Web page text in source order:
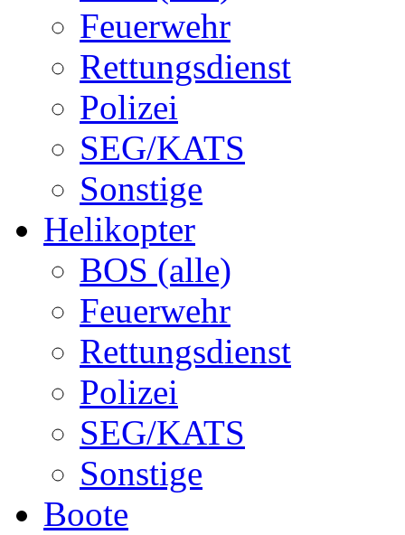
Feuerwehr
Rettungsdienst
Polizei
SEG/KATS
Sonstige
Helikopter
BOS (alle)
Feuerwehr
Rettungsdienst
Polizei
SEG/KATS
Sonstige
Boote